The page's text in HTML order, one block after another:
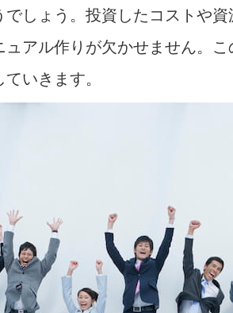
しょう。投資したコストや
ュアル作りが欠かせません。
いきます。